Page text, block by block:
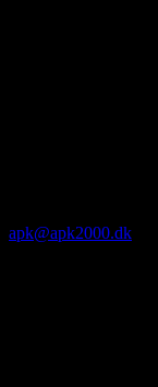
apk@apk2000.dk